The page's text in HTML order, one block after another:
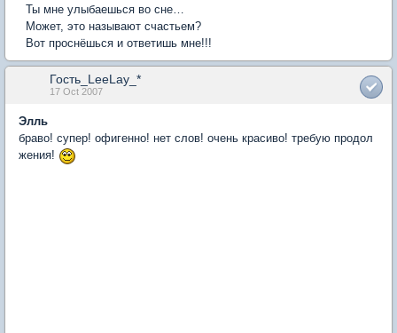
Ты мне улыбаешься во сне…
Может, это называют счастьем?
Вот проснёшься и ответишь мне!!!
Гость_LeeLay_*
17 Oct 2007
Элль
браво! супер! офигенно! нет слов! очень красиво! требую продол
жения!